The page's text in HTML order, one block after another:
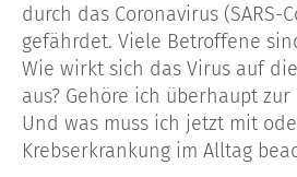
durch das Coronavirus (SARS-
gefährdet. Viele Betroffene
Wie wirkt sich das Virus auf
aus? Gehöre ich überhaupt zur
Und was muss ich jetzt mit
Krebserkrankung im Alltag